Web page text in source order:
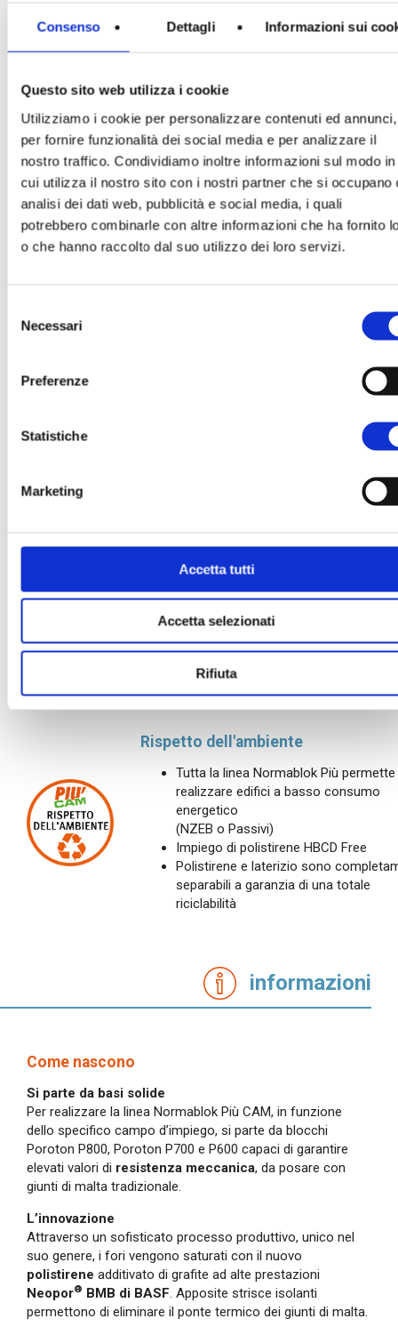
Consenso Dettagli Informazioni sui
Questo sito web utilizza i cookie
Utilizziamo i cookie per personalizzare contenuti ed annunci,
per fornire funzionalità dei social media e per analizzare il
nostro traffico. Condividiamo inoltre informazioni sul modo in
cui utilizza il nostro sito con i nostri partner che si occupano
analisi dei dati web, pubblicità e social media, i quali
potrebbero combinarle con altre informazioni che ha fornito
o che hanno raccolto dal suo utilizzo dei loro servizi.
delNecessari
Preferenze
Statistiche
Marketing
Accetta tutti
Accetta selezionati
Rifiuta
Elevata resistenza delle murature
alle azioni fuori piano
Traspirabilità
Pareti traspiranti e permeabili al
Stop alla formazione di muffe o
superficiali e interstiziali
incastri a secco e alla fascia isolante
correzione dei ponti termici di travi e
Miglioramento delle prestazioni
dell’incendio
Isolamento acustico
soluzioni
Rispetto dei requisiti previsti dal DPCM
5/12/97
Rispetto dell'ambiente
Tutta la linea Normablok Più permette
realizzare edifici a basso consumo
energetico
(NZEB o Passivi)
Impiego di polistirene HBCD Free
Polistirene e laterizio sono
separabili a garanzia di una totale
riciclabilità
informazioni
Come nascono
Si parte da basi solide
Per realizzare la linea Normablok Più CAM, in funzione
dello specifico campo d’impiego, si parte da blocchi
Poroton P800, Poroton P700 e P600 capaci di garantire
elevati valori di resistenza meccanica, da posare con
giunti di malta tradizionale.
L’innovazione
Attraverso un sofisticato processo produttivo, unico nel
suo genere, i fori vengono saturati con il nuovo
polistirene additivato di grafite ad alte prestazioni
Neopor® BMB di BASF. Apposite strisce isolanti
permettono di eliminare il ponte termico dei giunti di malta.